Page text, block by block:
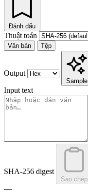
Đánh dấu
Thuật toán
Văn bản Tệp
Output
Sample
Input text
SHA-256 digest
Sao chép
—